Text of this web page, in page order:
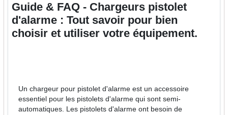
Guide & FAQ - Chargeurs pistolet
d'alarme : Tout savoir pour bien
choisir et utiliser votre équipement.
Un chargeur pour pistolet d'alarme est un accessoire
essentiel pour les pistolets d'alarme qui sont semi-
automatiques. Les pistolets d'alarme ont besoin de